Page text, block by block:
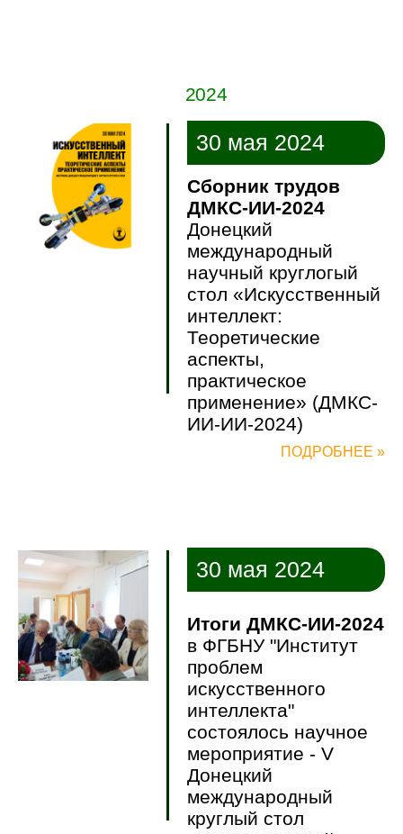
2024
30 мая 2024
Сборник трудов
ДМКС-ИИ-2024
Донецкий
международный
научный круглогый
стол «Искусственный
интеллект:
Теоретические
аспекты,
практическое
применение» (ДМКС-
ИИ-ИИ-2024)
ПОДРОБНЕЕ »
30 мая 2024
Итоги ДМКС-ИИ-2024
в ФГБНУ "Институт
проблем
искусственного
интеллекта"
состоялось научное
мероприятие - V
Донецкий
международный
круглый стол